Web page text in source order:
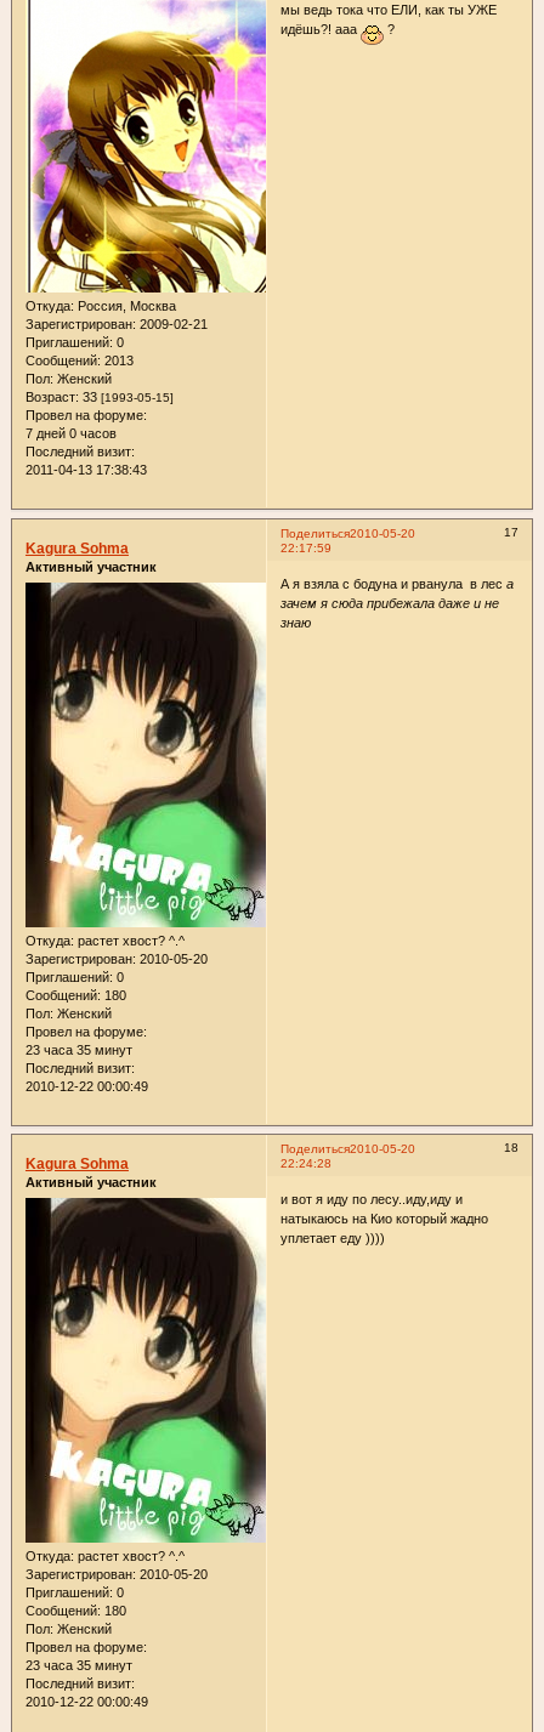
Откуда: Россия, Москва
Зарегистрирован: 2009-02-21
Приглашений: 0
Сообщений: 2013
Пол: Женский
Возраст: 33 [1993-05-15]
Провел на форуме:
7 дней 0 часов
Последний визит:
2011-04-13 17:38:43
мы ведь тока что ЕЛИ, как ты УЖЕ
идёшь?! ааа
?
Поделиться 17
2010-05-20
22:17:59
Kagura Sohma
Активный участник
Откуда: растет хвост? ^.^
Зарегистрирован: 2010-05-20
Приглашений: 0
Сообщений: 180
Пол: Женский
Провел на форуме:
23 часа 35 минут
Последний визит:
2010-12-22 00:00:49
А я взяла с бодуна и рванула в лес а
зачем я сюда прибежала даже и не
знаю
Поделиться 18
2010-05-20
22:24:28
Kagura Sohma
Активный участник
Откуда: растет хвост? ^.^
Зарегистрирован: 2010-05-20
Приглашений: 0
Сообщений: 180
Пол: Женский
Провел на форуме:
23 часа 35 минут
Последний визит:
2010-12-22 00:00:49
и вот я иду по лесу..иду,иду и
натыкаюсь на Кио который жадно
уплетает еду ))))